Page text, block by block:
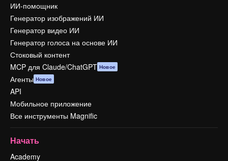
ИИ-помощник
Генератор изображений ИИ
Генератор видео ИИ
Генератор голоса на основе ИИ
Стоковый контент
MCP для Claude/ChatGPT Новое
Агенты Новое
API
Мобильное приложение
Все инструменты Magnific
Начать
Academy